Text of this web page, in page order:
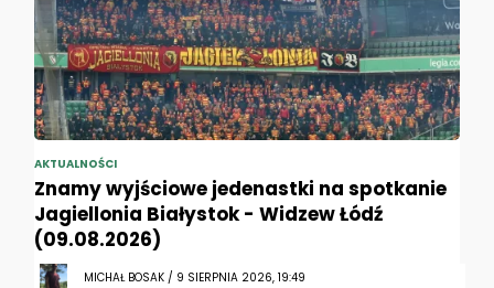
AKTUALNOŚCI
Znamy wyjściowe jedenastki na spotkanie
Jagiellonia Białystok - Widzew Łódź
(09.08.2026)
MICHAŁ BOSAK / 9 SIERPNIA 2026, 19:49